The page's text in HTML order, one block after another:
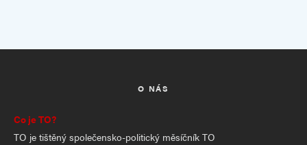
O NÁS
Co je TO?
TO je tištěný společensko-politický měsíčník TO